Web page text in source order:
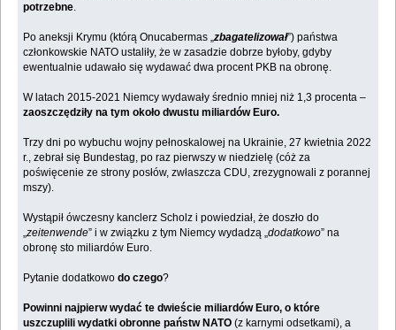
potrzebne.
Po aneksji Krymu (którą Onucabermas „zbagatelizował”) państwa
członkowskie NATO ustaliły, że w zasadzie dobrze byłoby, gdyby
ewentualnie udawało się wydawać dwa procent PKB na obronę.
W latach 2015-2021 Niemcy wydawały średnio mniej niż 1,3 procenta –
zaoszczędziły na tym około dwustu miliardów Euro.
Trzy dni po wybuchu wojny pełnoskalowej na Ukrainie, 27 kwietnia 2022
r., zebrał się Bundestag, po raz pierwszy w niedzielę (cóż za
poświęcenie ze strony posłów, zwłaszcza CDU, zrezygnowali z porannej
mszy).
Wystąpił ówczesny kanclerz Scholz i powiedział, że doszło do
„zeitenwende” i w związku z tym Niemcy wydadzą „dodatkowo” na
obronę sto miliardów Euro.
Pytanie dodatkowodo czego?
Powinni najpierw wydać te dwieście miliardów Euro, o które
uszczuplili wydatki obronne państw NATO (z karnymi odsetkami), a